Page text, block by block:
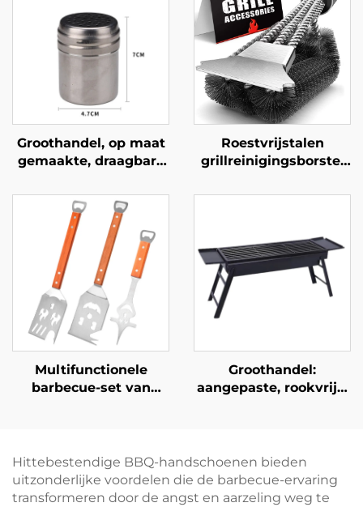
Groothandel, op maat
gemaakte, draagbare
voor buitengebruik,
complete barbecue-
en grillaccessoires,
duurzame en
herbruikbare
gebruiksvoorwerpen,
barbecuevorken
Roestvrijstalen
grillreinigingsborstel
handvat, veelzijdig,
voor barbecue en oven
– BBQ-gereedschap
Multifunctionele
barbecue-set van
vork en spatel met
houten handvat
Groothandel:
aangepaste, rookvrije,
oven voor vleisbraden,
kleine kookstel
Hittebestendige BBQ-handschoenen bieden
uitzonderlijke voordelen die de barbecue-ervaring
transformeren door de angst en aarzeling weg te